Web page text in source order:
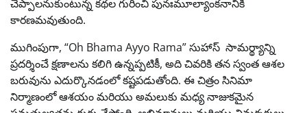
చెప్పాలనుకుంటున్న కథల గురించి పునఃమూల్యాంకనానికి
కారణమవుతుంది.
ముగింపుగా, “Oh Bhama Ayyo Rama” సుహాస్ సామర్థ్యాన్ని
ప్రదర్శించే క్షణాలను కలిగి ఉన్నప్పటికీ, అది చివరికి తన స్వంత ఆశల
బరువును ఎదుర్కొనడంలో కష్టపడుతోంది. ఈ చిత్రం సినిమా
నిర్మాణంలో ఆశయం మరియు అమలుకు మధ్య నాజుకమైన